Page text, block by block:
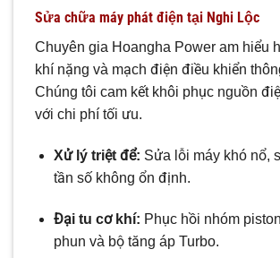
Sửa chữa máy phát điện tại Nghi Lộc
Chuyên gia Hoangha Power am hiểu
khí nặng và mạch điện điều khiển
Chúng tôi cam kết khôi phục nguồn
với chi phí tối ưu.
Xử lý triệt để: Sửa lỗi máy khó nổ,
tần số không ổn định.
Đại tu cơ khí: Phục hồi nhóm
phun và bộ tăng áp Turbo.